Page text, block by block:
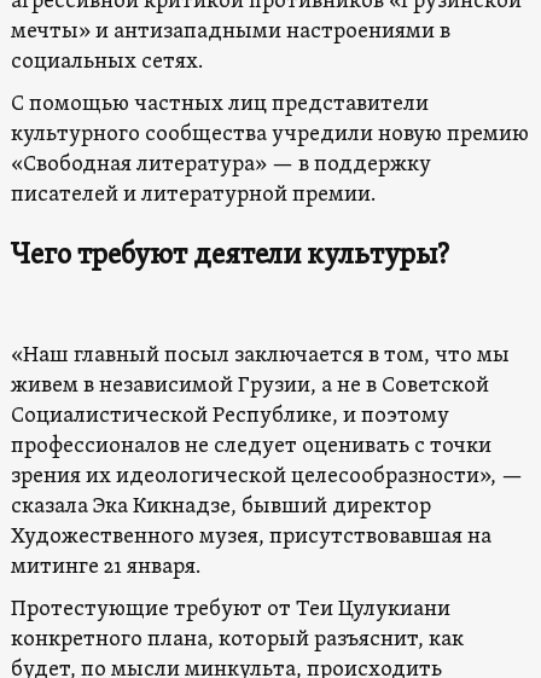
мечты» и антизападными настроениями в
социальных сетях.
С помощью частных лиц представители
культурного сообщества учредили новую премию
«Свободная литература» — в поддержку
писателей и литературной премии.
Чего требуют деятели культуры?
«Наш главный посыл заключается в том, что мы
живем в независимой Грузии, а не в Советской
Социалистической Республике, и поэтому
профессионалов не следует оценивать с точки
зрения их идеологической целесообразности», —
сказала Эка Кикнадзе, бывший директор
Художественного музея, присутствовавшая на
митинге 21 января.
Протестующие требуют от Теи Цулукиани
конкретного плана, который разъяснит, как
будет, по мысли минкульта, происходить